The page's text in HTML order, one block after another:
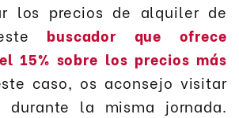
los precios de alquiler de
buscador que ofrece
15% sobre los precios más
caso, os aconsejo visitar
durante la misma jornada.